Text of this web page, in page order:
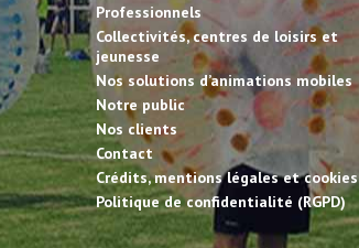
Professionnels
Collectivités, centres de loisirs et
jeunesse
Nos solutions d’animations mobiles
Notre public
Nos clients
Contact
Crédits, mentions légales et cookies
Politique de confidentialité (RGPD)